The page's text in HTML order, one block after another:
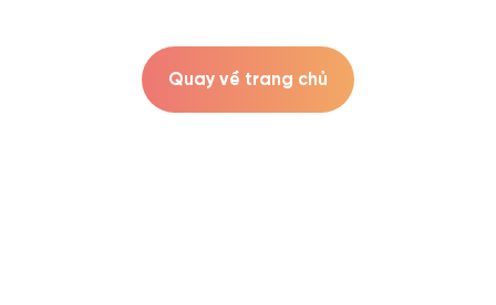
Quay về trang chủ